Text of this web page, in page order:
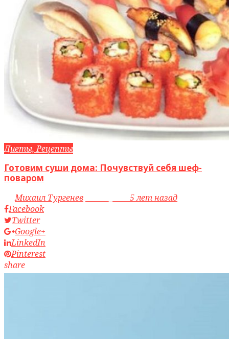
Диеты, Рецепты
Готовим суши дома: Почувствуй себя шеф-
поваром
byМихаил Тургенев
5 лет назад
Facebook
Twitter
Google+
LinkedIn
Pinterest
share